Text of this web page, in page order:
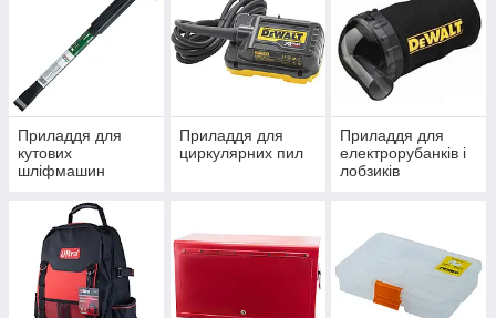
Приладдя для
кутових
шліфмашин
Приладдя для
циркулярних пил
Приладдя для
електрорубанків і
лобзиків